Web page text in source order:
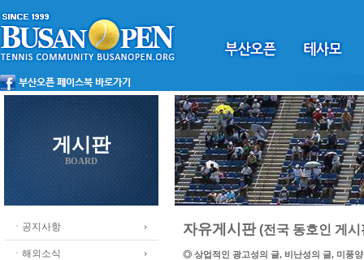
게시판
BOARD
ㆍ공지사항
ㆍ해외소식
자유게시판(전국 동호인 게시
◎ 상업적인 광고성의 글, 비난성의 글, 미풍